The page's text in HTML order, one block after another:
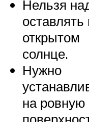
Нельзя
оставлять
открытом
солнце.
Нужно
на ровную